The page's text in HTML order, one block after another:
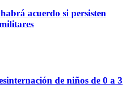
acuerdo si persisten
de niños de 0 a 3